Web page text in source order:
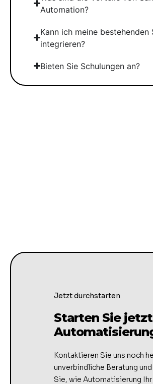
Automation?
Kann ich meine bestehenden
integrieren?
Bieten Sie Schulungen an?
Jetzt durchstarten
Starten Sie
Kontaktieren Sie uns noch
unverbindliche Beratung
Sie, wie Automatisierung Ihr